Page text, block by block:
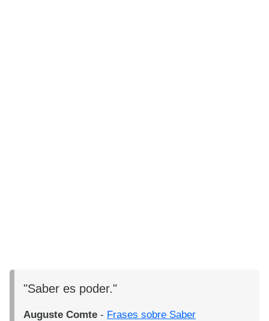
"Saber es poder."
Auguste Comte - Frases sobre Saber